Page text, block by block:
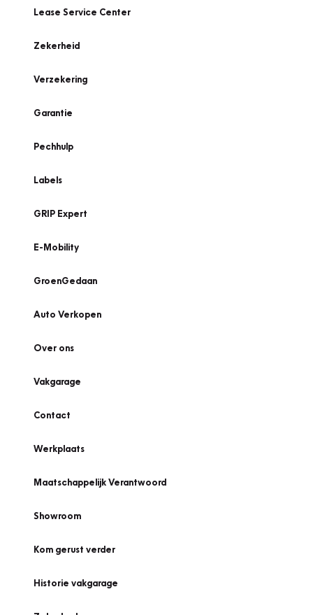
Lease Service Center
Zekerheid
Verzekering
Garantie
Pechhulp
Labels
GRIP Expert
E-Mobility
GroenGedaan
Auto Verkopen
Over ons
Vakgarage
Contact
Werkplaats
Maatschappelijk Verantwoord
Showroom
Kom gerust verder
Historie vakgarage